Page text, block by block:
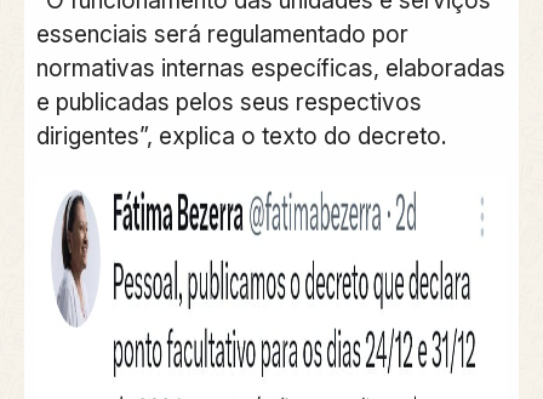
essenciais será regulamentado por
normativas internas específicas, elaboradas
e publicadas pelos seus respectivos
dirigentes”, explica o texto do decreto.